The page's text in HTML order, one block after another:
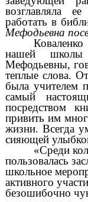
возглавляла
работать в
Мефодьевна
нашей
Мефодьевны,
теплые слова.
была учителем
самый
посредством
привить им
жизни. Всегда
сияющей
«Среди
пользовалась
школьное
активного
безошибочно